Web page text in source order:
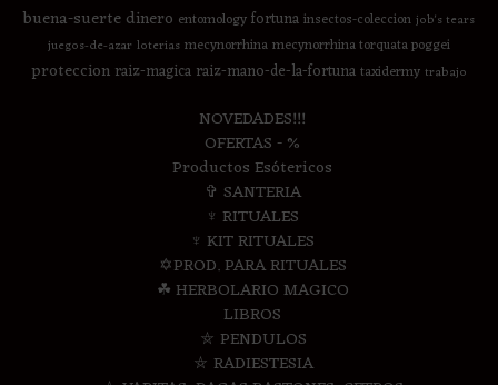
buena-suertedinero entomologyfortunainsectos-coleccion job's tears
juegos-de-azar loterias mecynorrhinamecynorrhina torquata poggei
proteccion raiz-magica raiz-mano-de-la-fortunataxidermy trabajo
NOVEDADES!!!
OFERTAS - %
Productos Esótericos
✞ SANTERIA
♆ RITUALES
♆ KIT RITUALES
✡PROD. PARA RITUALES
☘ HERBOLARIO MAGICO
LIBROS
⛤ PENDULOS
⛤ RADIESTESIA